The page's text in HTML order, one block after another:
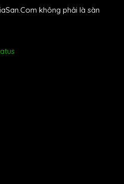
không phải là sàn